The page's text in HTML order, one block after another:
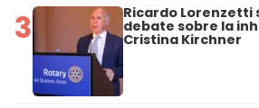
3 Ricardo Lorenzetti
debate sobre la
Cristina Kirchner